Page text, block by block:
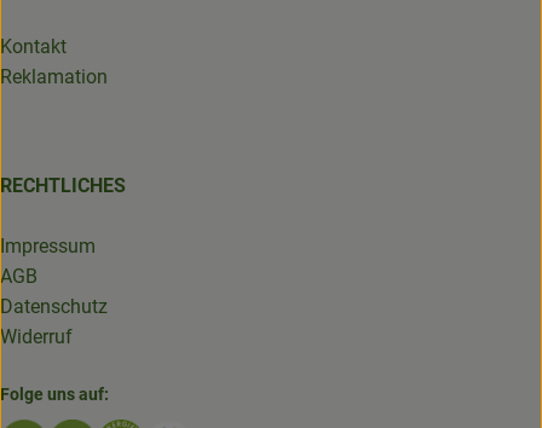
Kontakt
Reklamation
RECHTLICHES
Impressum
AGB
Datenschutz
Widerruf
Folge uns auf: